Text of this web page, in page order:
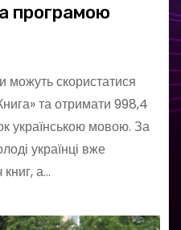
програмою
можуть скористатися
та отримати 998,4
українською мовою. За
українці вже
а…